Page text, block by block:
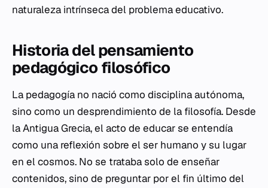
naturaleza intrínseca del problema educativo.
Historia del pensamiento
pedagógico filosófico
La pedagogía no nació como disciplina autónoma,
sino como un desprendimiento de la filosofía. Desde
la Antigua Grecia, el acto de educar se entendía
como una reflexión sobre el ser humano y su lugar
en el cosmos. No se trataba solo de enseñar
contenidos, sino de preguntar por el fin último del